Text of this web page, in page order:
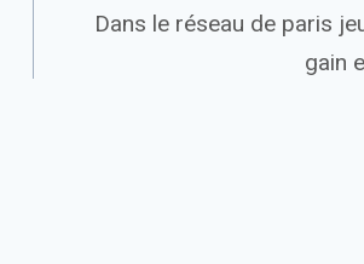
Dans le réseau de paris
gain